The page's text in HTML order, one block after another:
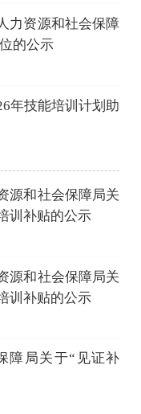
力资源和社会保障
的公示
年技能培训计划助
源和社会保障局关
训补贴的公示
源和社会保障局关
训补贴的公示
障局关于“见证补